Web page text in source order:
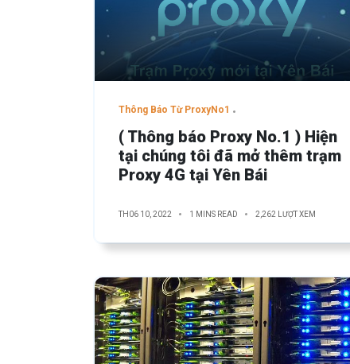
Thông Báo Từ ProxyNo1
( Thông báo Proxy No.1 ) Hiện
tại chúng tôi đã mở thêm trạm
Proxy 4G tại Yên Bái
TH06 10, 2022 1 MINS READ 2,262 LƯỢT XEM